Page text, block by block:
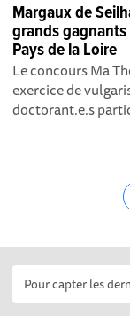
Margaux de
grands gagnants
Pays de la Loire
Le concours Ma
exercice de
doctorant.e.s